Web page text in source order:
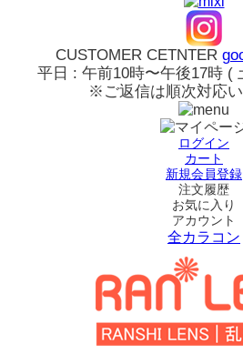
CUSTOMER CETNTER
平日 : 午前10時〜午後17時 (
※ご返信は順次対応い
ログイン
カート
新規会員登録
注文履歴
お気に入り
アカウント
全カラコン